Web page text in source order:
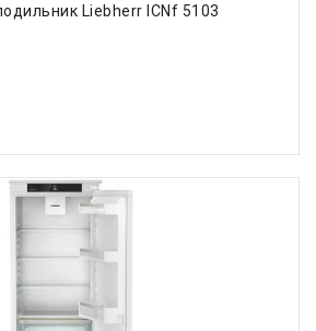
Liebherr ICNf 5103